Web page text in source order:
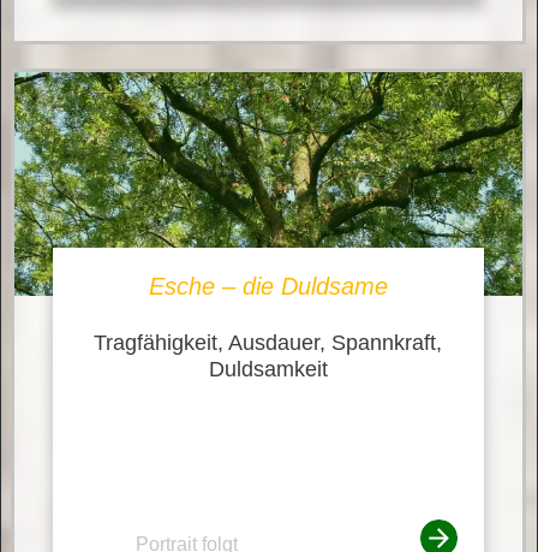
Esche – die Duldsame
Tragfähigkeit, Ausdauer, Spannkraft,
Duldsamkeit
Portrait folgt